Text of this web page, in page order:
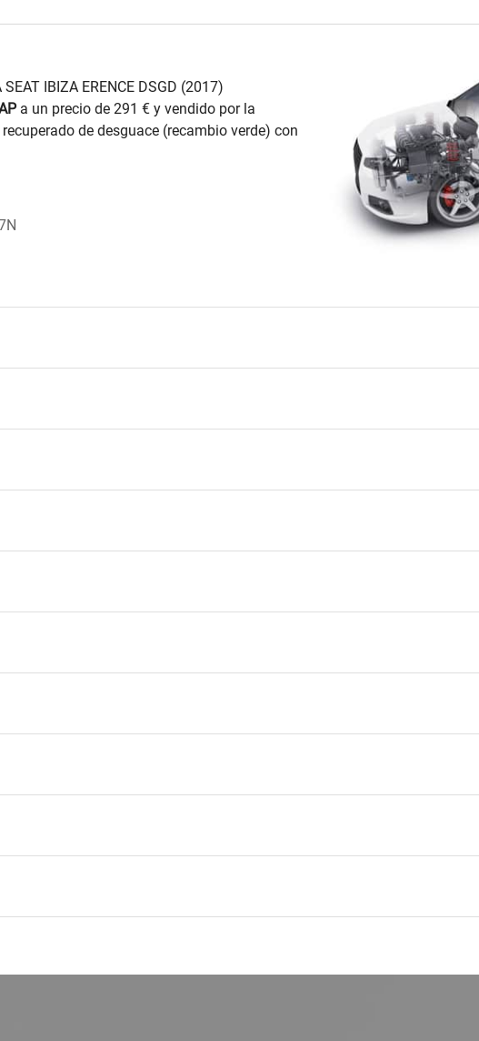
IBIZA ERENCE DSGD (2017)
a un precio de 291 € y vendido por la
recuperado de desguace (recambio verde) con